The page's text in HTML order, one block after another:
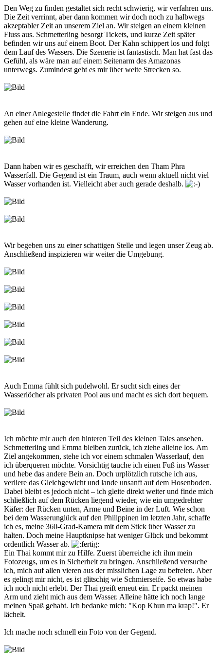
Den Weg zu finden gestaltet sich recht schwierig, wir verfahren uns.
Die Zeit verrinnt, aber dann kommen wir doch noch zu halbwegs
akzeptabler Zeit an unserem Ziel an. Wir steigen an einem kleinen
Fluss aus. Schmetterling besorgt Tickets, und kurze Zeit später
befinden wir uns auf einem Boot. Der Kahn schippert los und folgt
dem Lauf des Wassers. Die Szenerie ist fantastisch. Man hat fast das
Gefühl, als wäre man auf einem Seitenarm des Amazonas
unterwegs. Zumindest geht es mir über weite Strecken so.
An einer Anlegestelle findet die Fahrt ein Ende. Wir steigen aus und
gehen auf eine kleine Wanderung.
Dann haben wir es geschafft, wir erreichen den Tham Phra
Wasserfall. Die Gegend ist ein Traum, auch wenn aktuell nicht viel
Wasser vorhanden ist. Vielleicht aber auch gerade deshalb.
Wir begeben uns zu einer schattigen Stelle und legen unser Zeug ab.
Anschließend inspizieren wir weiter die Umgebung.
Auch Emma fühlt sich pudelwohl. Er sucht sich eines der
Wasserlöcher als privaten Pool aus und macht es sich dort bequem.
Ich möchte mir auch den hinteren Teil des kleinen Tales ansehen.
Schmetterling und Emma bleiben zurück, ich ziehe alleine los. Am
Ziel angekommen, stehe ich vor einem schmalen Wasserlauf, den
ich überqueren möchte. Vorsichtig tauche ich einen Fuß ins Wasser
und hebe das andere Bein an. Doch urplötzlich rutsche ich aus,
verliere das Gleichgewicht und lande unsanft auf dem Hosenboden.
Dabei bleibt es jedoch nicht – ich gleite direkt weiter und finde mich
schließlich auf dem Rücken liegend wieder, wie ein umgedrehter
Käfer: der Rücken unten, Arme und Beine in der Luft. Wie schon
bei dem Wasserunglück auf den Philippinen im letzten Jahr, schaffe
ich es, meine 360-Grad-Kamera mit dem Stick über Wasser zu
halten. Doch meine Hauptknipse hat weniger Glück und bekommt
ordentlich Wasser ab.
Ein Thai kommt mir zu Hilfe. Zuerst überreiche ich ihm mein
Fotozeugs, um es in Sicherheit zu bringen. Anschließend versuche
ich, mich auf allen vieren aus der misslichen Lage zu befreien. Aber
es gelingt mir nicht, es ist glitschig wie Schmierseife. So etwas habe
ich noch nicht erlebt. Der Thai greift erneut ein. Er packt meinen
Arm und zieht mich aus dem Wasser. Alleine hätte ich noch lange
meinen Spaß gehabt. Ich bedanke mich: "Kop Khun ma krap!". Er
lächelt.
Ich mache noch schnell ein Foto von der Gegend.